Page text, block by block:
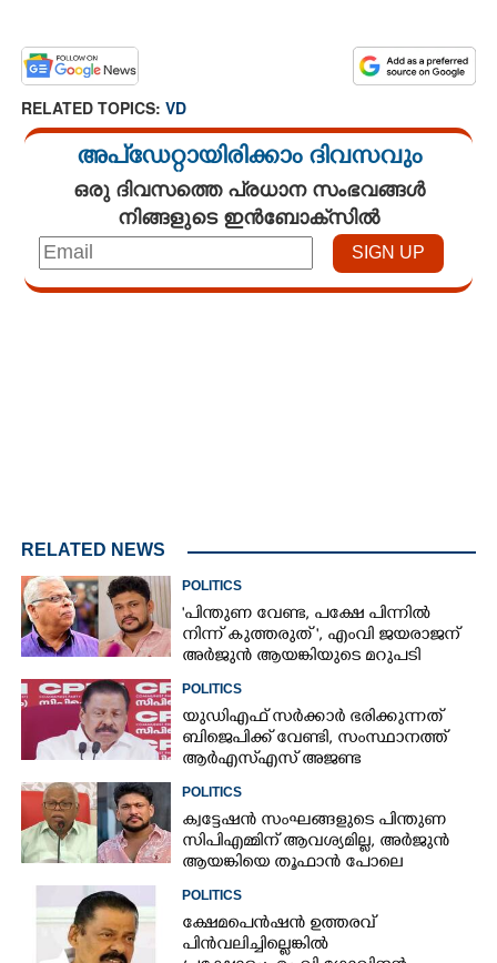
RELATED TOPICS: VD
അപ്ഡേറ്റായിരിക്കാം ദിവസവും
ഒരു ദിവസത്തെ പ്രധാന സംഭവങ്ങൾ
നിങ്ങളുടെ ഇൻബോക്സിൽ
RELATED NEWS
POLITICS
"പിന്തുണ വേണ്ട,​ പക്ഷേ പിന്നിൽ
നിന്ന് കുത്തരുത് ", എംവി ജയരാജന്
അർജുൻ ആയങ്കിയുടെ മറുപടി
POLITICS
യുഡിഎഫ് സർക്കാർ ഭരിക്കുന്നത്
ബിജെപിക്ക് വേണ്ടി,​ സംസ്ഥാനത്ത്
ആർഎസ്എസ് അജണ്ട
POLITICS
ക്വട്ടേഷൻ സംഘങ്ങളുടെ പിന്തുണ
സിപിഎമ്മിന് ആവശ്യമില്ല, അർജുൻ
ആയങ്കിയെ തൂഫാൻ പോലെ
POLITICS
ക്ഷേമപെൻഷൻ ഉത്തരവ്
പിൻവലിച്ചില്ലെങ്കിൽ